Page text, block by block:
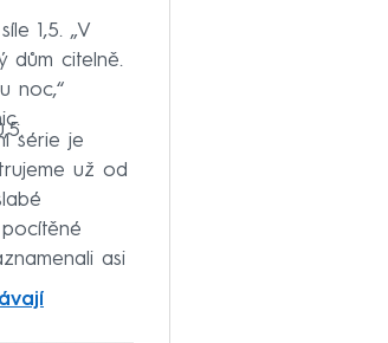
1,5. „V
dům citelně.
noc,“
série je
už od
asi